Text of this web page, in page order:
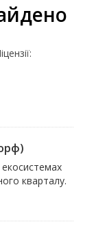
екосистемах
кварталу.